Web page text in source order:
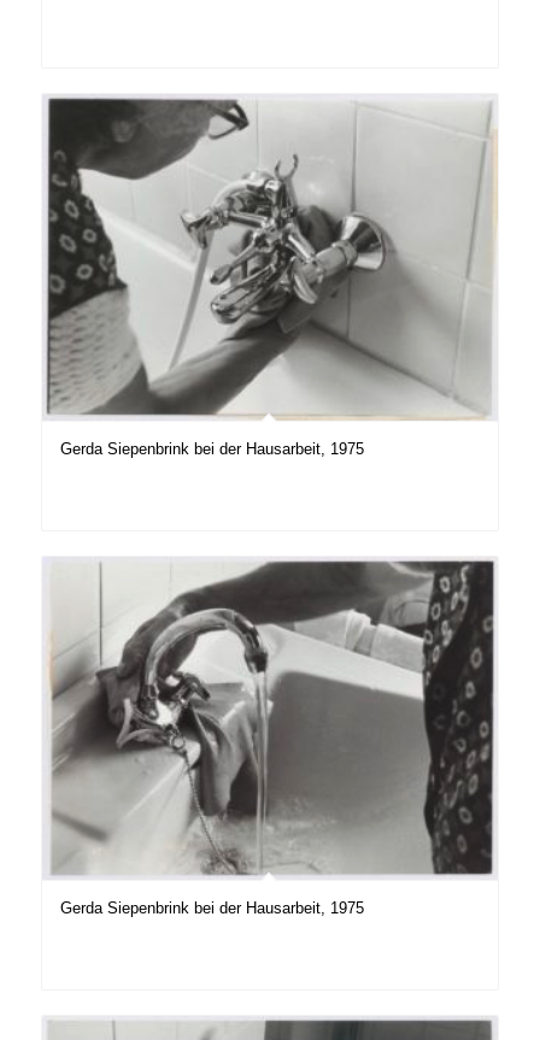
Gerda Siepenbrink bei der Hausarbeit, 1975
Gerda Siepenbrink bei der Hausarbeit, 1975